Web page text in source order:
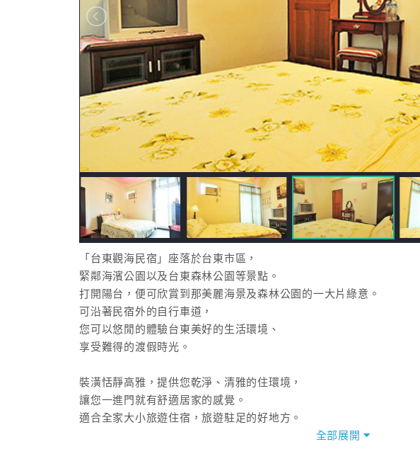
「台東觀海民宿」座落於台東市區，
緊鄰海濱公園以及台東森林公園等景點。
打開陽台，便可欣賞到那美麗海景及森林公園的一大片綠意。
可沿著民宿外的自行車道，
您可以悠閒的體驗台東美好的生活環境、
享受難得的渡假時光。
裝潢恬靜高雅，提供您乾淨、清雅的住環境，
讓您一進門就有舒適居家的感覺。
適合全家大小旅遊住宿，旅遊駐足的好地方。
全部展開